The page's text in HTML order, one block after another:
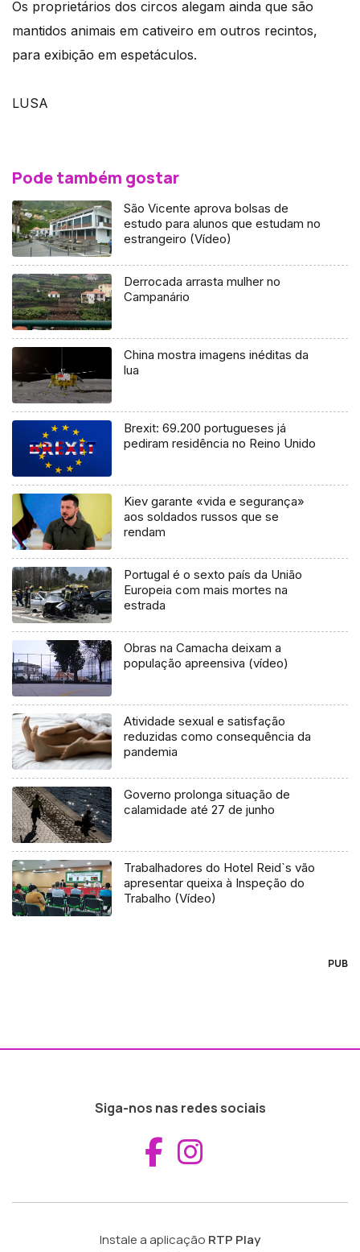
Os proprietários dos circos alegam ainda que são
mantidos animais em cativeiro em outros recintos,
para exibição em espetáculos.
LUSA
Pode também gostar
São Vicente aprova bolsas de
estudo para alunos que estudam no
estrangeiro (Vídeo)
Derrocada arrasta mulher no
Campanário
China mostra imagens inéditas da
lua
Brexit: 69.200 portugueses já
pediram residência no Reino Unido
Kiev garante «vida e segurança»
aos soldados russos que se
rendam
Portugal é o sexto país da União
Europeia com mais mortes na
estrada
Obras na Camacha deixam a
população apreensiva (vídeo)
Atividade sexual e satisfação
reduzidas como consequência da
pandemia
Governo prolonga situação de
calamidade até 27 de junho
Trabalhadores do Hotel Reid`s vão
apresentar queixa à Inspeção do
Trabalho (Vídeo)
PUB
Siga-nos nas redes sociais
Aceder ao
Instale a aplicação RTP Play